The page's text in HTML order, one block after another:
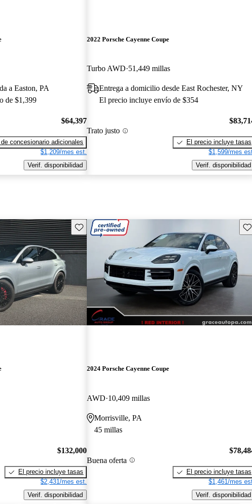
a Easton, PA
de $1,399
$64,397
concesionario adicionales
$1,209/mes est.
Verif. disponibilidad
2022 Porsche Cayenne Coupe
Turbo AWD 51,449 millas
Entrega a domicilio desde East Rochester, NY
El precio incluye envío de $354
Trato justo
El precio incluye tasas
$1,599/mes
Verif. disponibilidad
Guarda este Aviso
$132,000
El precio incluye tasas
$2,431/mes est.
Verif. disponibilidad
2024 Porsche Cayenne Coupe
AWD 10,409 millas
Morrisville, PA
45 millas
Buena oferta
El precio incluye tasas
$1,461/mes
Verif. disponibilidad